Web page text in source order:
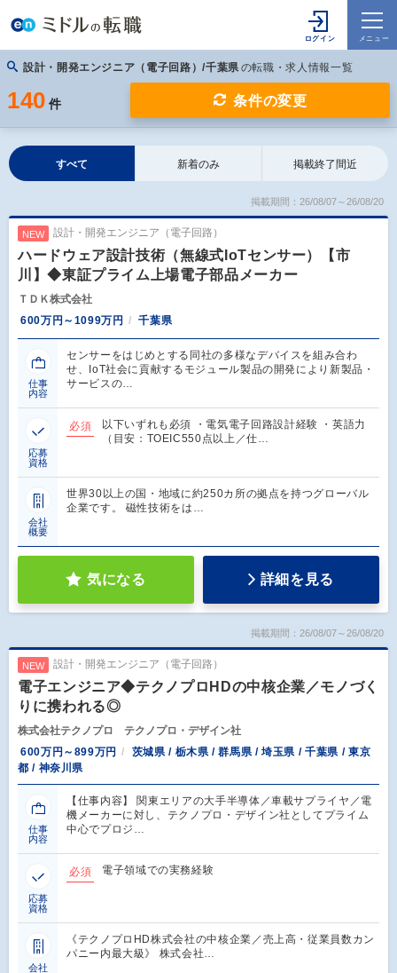
設計・開発エンジニア（電子回路）/千葉県 の転職・求人情報一覧
140 件 条件の変更
すべて 新着のみ 掲載終了間近
掲載期間：26/08/07～26/08/20
NEW 設計・開発エンジニア（電子回路）
ハードウェア設計技術（無線式IoTセンサー）【市
川】◆東証プライム上場電子部品メーカー
ＴＤＫ株式会社
600万円～1099万円
千葉県
仕事
内容
センサーをはじめとする同社の多様なデバイスを組み合わ
せ、IoT社会に貢献するモジュール製品の開発により新製品・
サービスの…
応募
資格
必須
以下いずれも必須 ・電気電子回路設計経験 ・英語力
（目安：TOEIC550点以上／仕…
会社
概要
世界30以上の国・地域に約250カ所の拠点を持つグローバル
企業です。 磁性技術をは…
気になる 詳細を見る
掲載期間：26/08/07～26/08/20
NEW 設計・開発エンジニア（電子回路）
電子エンジニア◆テクノプロHDの中核企業／モノづく
りに携われる◎
株式会社テクノプロ テクノプロ・デザイン社
600万円～899万円
茨城県 / 栃木県 / 群馬県 / 埼玉県 / 千葉県 / 東京
都 / 神奈川県
仕事
内容
【仕事内容】 関東エリアの大手半導体／車載サプライヤ／電
機メーカーに対し、テクノプロ・デザイン社としてプライム
中心でプロジ…
応募
資格
必須 電子領域での実務経験
会社
《テクノプロHD株式会社の中核企業／売上高・従業員数カン
パニー内最大級》 株式会社…